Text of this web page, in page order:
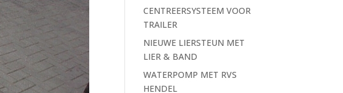
CENTREERSYSTEEM VOOR
TRAILER
NIEUWE LIERSTEUN MET
LIER & BAND
WATERPOMP MET RVS
HENDEL